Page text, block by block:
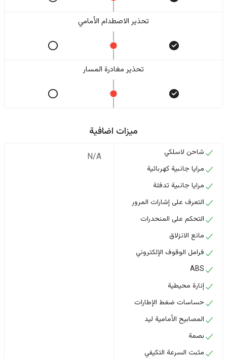
تحذير الاصطدام الأمامي
تحذير مغادرة المسار
ميزات اضافية
شاحن لاسلكي
مرايا جانبية كهربائية
مرايا جانبية تدفئة
التعرف على إشارات المرور
التحكم على المنحدرات
مانع الانزلاق
فرامل الوقوف الإلكتروني
ABS
إنارة محيطية
حساسات ضغط الإطارات
المصابيح الأمامية ليد
بصمة
مثبت السرعة التكيفي
N/A